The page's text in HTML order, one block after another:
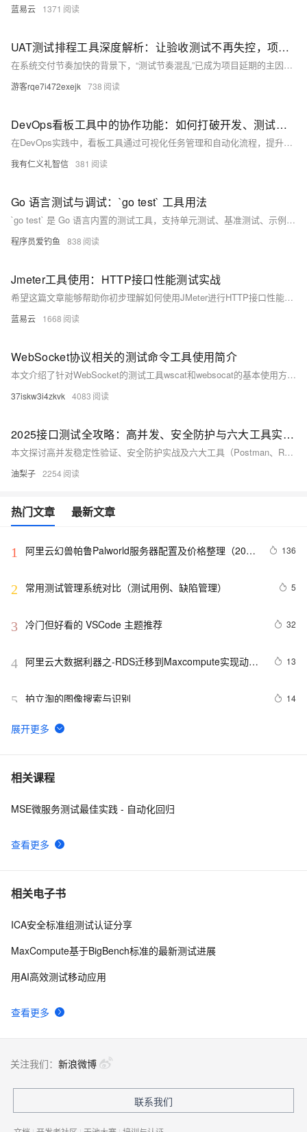
蓝易云 1371
UAT测试排程工具深度解析：让验收测试不再失控，项目稳稳上线
在系统交付节奏加快的背景下，“测试节奏混乱”已成为项目延期的主因之一。UAT测试排程工具应运而生，帮助团队结构化拆解任务、清晰分配责任、实时掌控进度，打通需求、测试、开发三方协作闭环，提升测试效率与质量。本文还盘点了2025年热门UAT工具，助力团队选型落地，告别靠表格和群聊推进测试的低效方式，实现有节奏、有章法的测试管理。
游客rqe7i472exejk 738
DevOps看板工具中的协作功能：如何打破开发、测试与运维之间的沟通壁垒
在DevOps实践中，看板工具通过可视化任务管理和自动化流程，提升开发与运维团队的协作效率。它支持敏捷开发、持续交付，助力团队高效应对需求变化，实现跨职能协作与流程优化。
我有仁义礼智信 381
Go 语言测试与调试：`go test` 工具用法
`go test` 是 Go 语言内置的测试工具，支持单元测试、基准测试、示例测试等功能。本文详解其常用参数、调试技巧及性能测试命令，并提供实际项目中的应用示例与最佳实践。
程序员爱钓鱼 838
Jmeter工具使用：HTTP接口性能测试实战
希望这篇文章能够帮助你初步理解如何使用JMeter进行HTTP接口性能测试，有兴趣的话，你可以研究更多关于JMeter的内容。记住，只有理解并掌握了这些工具，你才能充分利用它们发挥其应有的价值。+
蓝易云 1668
WebSocket协议相关的测试命令工具使用简介
本文介绍了针对WebSocket的测试工具wscat和websocat的基本使用方法，以及通过curl命令测试HTTP/HTTPS协议的方式。对于WebSocket，直接使用curl测试较为复杂，推荐使用wscat或websocat。文中详细说明了这两种工具的安装步骤、常用参数及连接示例，例如在ECS上开启8080端口监听并进行消息收发测试。此外，还提供了curl命令的手动设置头部信息以模拟WebSocket握手的示例，但指出curl仅能作为客户端测试工具，无法模拟服务器。
37iskw3i4zkvk 4083
2025接口测试全攻略：高并发、安全防护与六大工具实战指南
本文探讨高并发稳定性验证、安全防护实战及六大工具（Postman、RunnerGo、Apipost、JMeter、SoapUI、Fiddler）选型指南，助力构建未来接口测试体系。接口测试旨在验证数据传输、参数合法性、错误处理能力及性能安全性，其重要性体现在早期发现问题、保障系统稳定和支撑持续集成。常用方法包括功能、性能、安全性及兼容性测试，典型场景涵盖前后端分离开发、第三方服务集成与数据一致性检查。选择合适的工具需综合考虑需求与团队协作等因素。
油梨子 2254
热门文章 最新文章
1
阿里云幻兽帕鲁Palworld服务器配置及价格整理（2024
136
2 常用测试管理系统对比（测试用例、缺陷管理） 5
3 冷门但好看的 VSCode 主题推荐 32
4 阿里云大数据利器之-RDS迁移到Maxcompute实现动态
13
5 拍立淘的图像搜索与识别 14
6 Docker 进阶之镜像分层详解
7 测试管理之绩效考核指标--测试计划+测试用例+测试环境
8 测试管理之工作流程及技能！！！
9 测试管理工具—Jira安装实践
10
图解过程）-第二篇server2003的环境设置
相关课程
查看更多
MSE微服务测试最佳实践 - 自动化回归
相关电子书
查看更多
ICA安全标准组测试认证分享
MaxCompute基于BigBench标准的最新测试进展
用AI高效测试移动应用
关注我们： 新浪微博
联系我们